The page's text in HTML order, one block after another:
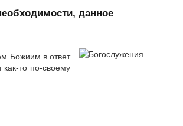
данное
Божиим в ответ
то по-своему